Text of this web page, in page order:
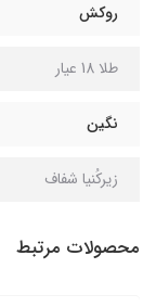
روکش
طلا 18 عیار
نگین
زیرکُنیا شفاف
محصولات مرتبط